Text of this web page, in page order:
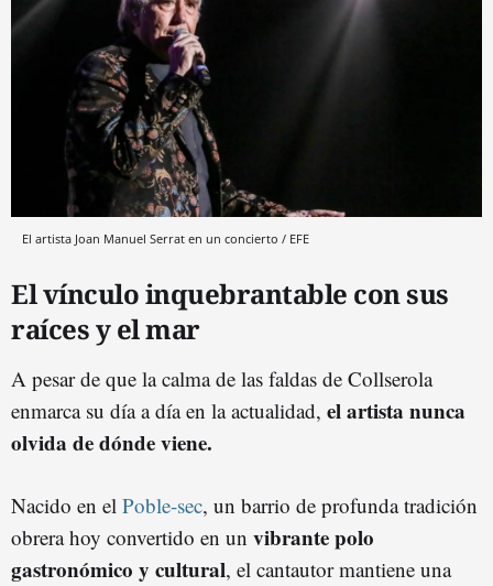
El artista Joan Manuel Serrat en un concierto / EFE
El vínculo inquebrantable con sus
raíces y el mar
A pesar de que la calma de las faldas de Collserola
enmarca su día a día en la actualidad, el artista nunca
olvida de dónde viene.
Nacido en el Poble-sec, un barrio de profunda tradición
obrera hoy convertido en un vibrante polo
gastronómico y cultural, el cantautor mantiene una